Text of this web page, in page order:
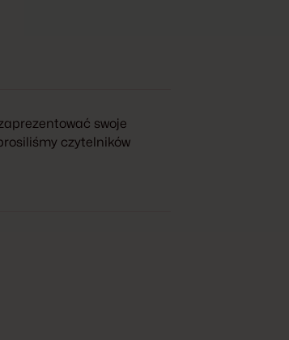
swoje
czytelników